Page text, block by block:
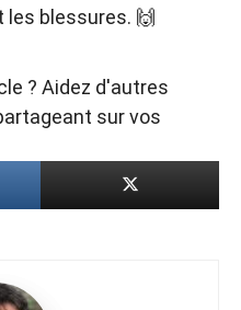
les blessures. 🙌
? Aidez d'autres
sur vos